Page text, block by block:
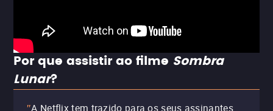
Por que assistir ao filme Sombra
Lunar?
"A Netflix tem trazido para os seus assinantes